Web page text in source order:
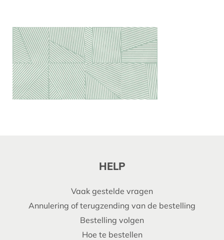
HELP
Vaak gestelde vragen
Annulering of terugzending van de bestelling
Bestelling volgen
Hoe te bestellen